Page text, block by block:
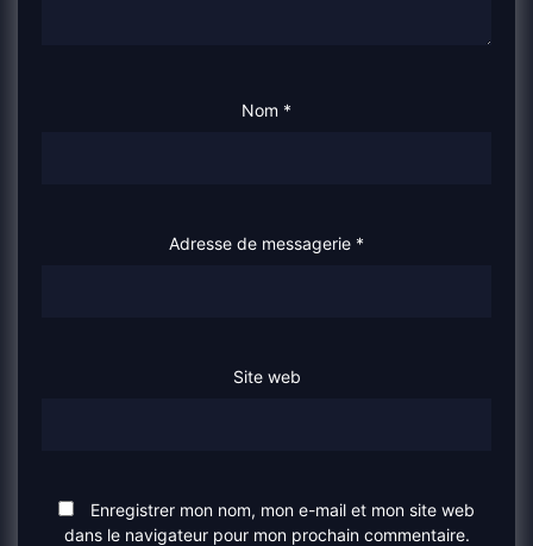
Nom *
Adresse de messagerie *
Site web
Enregistrer mon nom, mon e-mail et mon site web
dans le navigateur pour mon prochain commentaire.